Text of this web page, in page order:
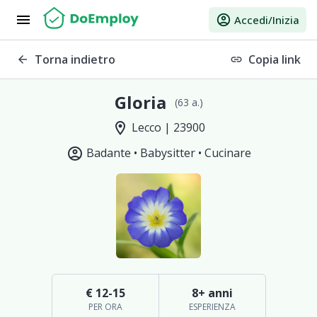
menu account_circle Accedi/Inizia
arrow_back Torna indietro link Copia link
Gloria (63 a.)
location_on Lecco | 23900
account_circle Badante • Babysitter • Cucinare
€ 12-15
PER ORA
8+ anni
ESPERIENZA